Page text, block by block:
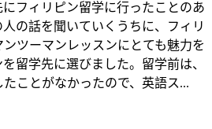
フィリピン留学に行ったことのあ
の話を聞いていくうちに、フィリ
ツーマンレッスンにとても魅力を
留学先に選びました。留学前は、
ことがなかったので、英語ス...